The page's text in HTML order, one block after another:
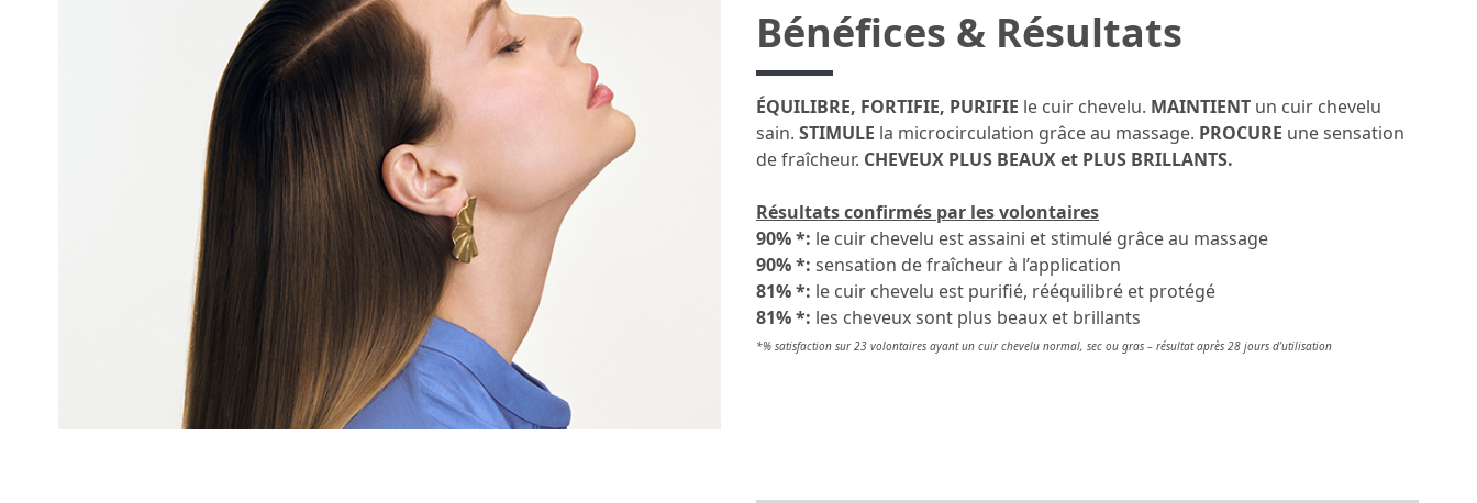
Bénéfices & Résultats
ÉQUILIBRE, FORTIFIE, PURIFIE le cuir chevelu. MAINTIENT un cuir chevelu
sain. STIMULE la microcirculation grâce au massage. PROCURE une sensation
de fraîcheur. CHEVEUX PLUS BEAUX et PLUS BRILLANTS.
Résultats confirmés par les volontaires
90% *: le cuir chevelu est assaini et stimulé grâce au massage
90% *: sensation de fraîcheur à l’application
81% *: le cuir chevelu est purifié, rééquilibré et protégé
81% *: les cheveux sont plus beaux et brillants
*% satisfaction sur 23 volontaires ayant un cuir chevelu normal, sec ou gras – résultat après 28 jours d’utilisation